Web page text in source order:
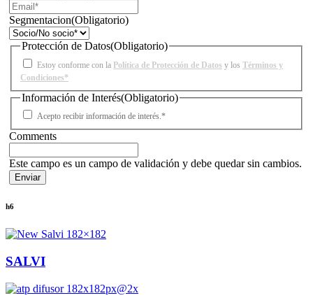
Segmentacion(Obligatorio)
Protección de Datos(Obligatorio)
Estoy conforme con la Política de Protección de Datos y los Términos y
Condiciones*
Información de Interés(Obligatorio)
Acepto recibir información de interés.*
Comments
Este campo es un campo de validación y debe quedar sin cambios.
h6
SALVI